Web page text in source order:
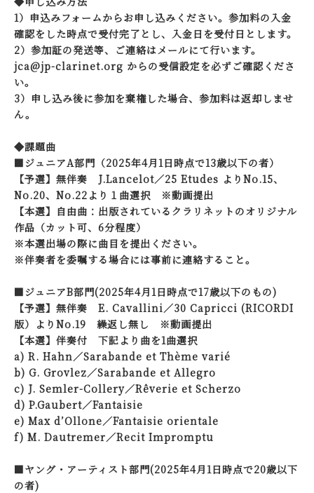
1）申込みフォームからお申し込みください。参加料の入金
確認をした時点で受付完了とし、入金日を受付日とします。
2）参加証の発送等、ご連絡はメールにて行います。
jca@jp-clarinet.org からの受信設定を必ずご確認くださ
い。
3）申し込み後に参加を棄権した場合、参加料は返却しませ
ん。
◆課題曲
■ジュニアA部門（2025年4月1日時点で13歳以下の者）
【予選】無伴奏 J.Lancelot／25 Etudes よりNo.15、
No.20、No.22より１曲選択 ※動画提出
【本選】自由曲：出版されているクラリネットのオリジナル
作品（カット可、6分程度）
※本選出場の際に曲目を提出ください。
※伴奏者を委嘱する場合には事前に連絡すること。
■ジュニアB部門(2025年4月1日時点で17歳以下のもの)
【予選】無伴奏 E. Cavallini／30 Capricci (RICORDI
版）よりNo.19 繰返し無し ※動画提出
【本選】伴奏付 下記より曲を1曲選択
a) R. Hahn／Sarabande et Thème varié
b) G. Grovlez／Sarabande et Allegro
c) J. Semler-Collery／Rêverie et Scherzo
d) P.Gaubert／Fantaisie
e) Max d’Ollone／Fantaisie orientale
f) M. Dautremer／Recit Impromptu
■ヤング・アーティスト部門(2025年4月1日時点で20歳以下
の者)